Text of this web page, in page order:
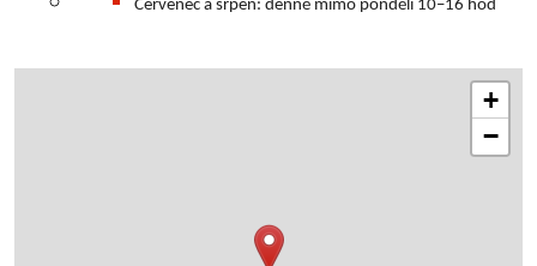
Červenec a srpen: denně mimo pondělí 10–16 hod
+
−